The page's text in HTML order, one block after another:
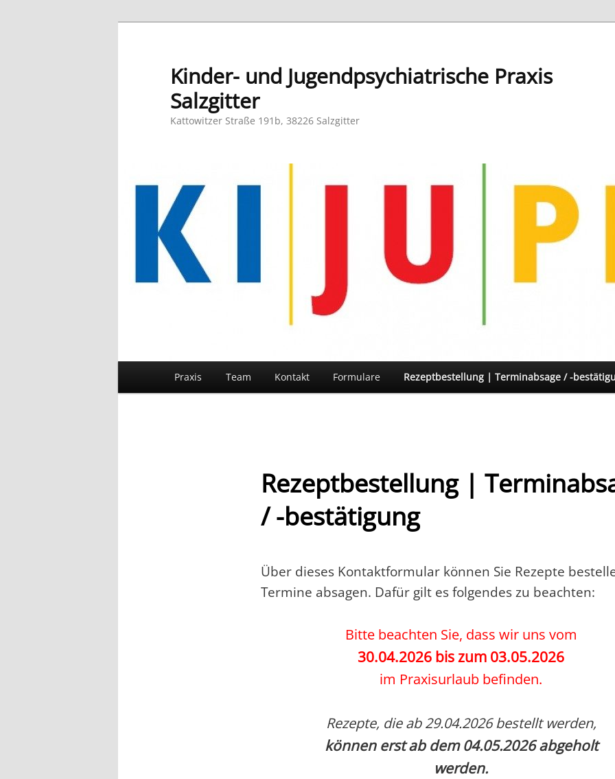
Kinder- und Jugendpsychiatrische Praxis
Salzgitter
Kattowitzer Straße 191b, 38226 Salzgitter
HauptmenüPraxis Team Kontakt Formulare Rezeptbestellung | Terminabsage / -
Rezeptbestellung |
/ -bestätigung
Über dieses Kontaktformular können Sie Rezepte
Termine absagen. Dafür gilt es folgendes zu beachten:
Bitte beachten Sie, dass wir uns vom
30.04.2026 bis zum 03.05.2026
im Praxisurlaub befinden.
Rezepte, die ab 29.04.2026 bestellt werden,
können erst ab dem 04.05.2026 abgeholt
werden.